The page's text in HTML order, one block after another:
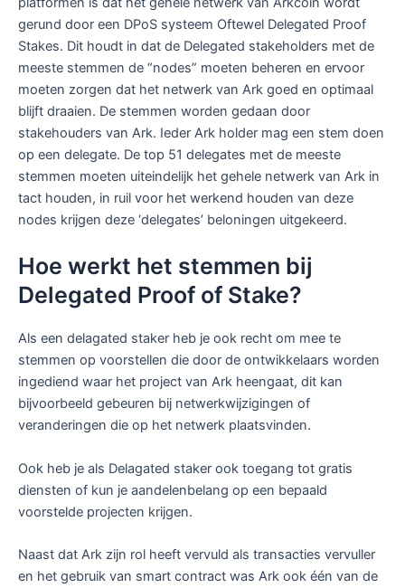
gerund door een DPoS systeem Oftewel Delegated Proof
Stakes. Dit houdt in dat de Delegated stakeholders met de
meeste stemmen de “nodes” moeten beheren en ervoor
moeten zorgen dat het netwerk van Ark goed en optimaal
blijft draaien. De stemmen worden gedaan door
stakehouders van Ark. Ieder Ark holder mag een stem doen
op een delegate. De top 51 delegates met de meeste
stemmen moeten uiteindelijk het gehele netwerk van Ark in
tact houden, in ruil voor het werkend houden van deze
nodes krijgen deze ‘delegates’ beloningen uitgekeerd.
Hoe werkt het stemmen bij
Delegated Proof of Stake?
Als een delagated staker heb je ook recht om mee te
stemmen op voorstellen die door de ontwikkelaars worden
ingediend waar het project van Ark heengaat, dit kan
bijvoorbeeld gebeuren bij netwerkwijzigingen of
veranderingen die op het netwerk plaatsvinden.
Ook heb je als Delagated staker ook toegang tot gratis
diensten of kun je aandelenbelang op een bepaald
voorstelde projecten krijgen.
Naast dat Ark zijn rol heeft vervuld als transacties vervuller
en het gebruik van smart contract was Ark ook één van de